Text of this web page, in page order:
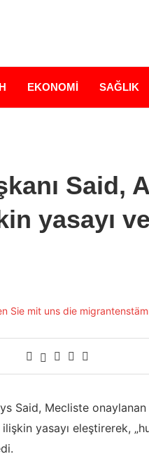
EKONOMİ SAĞLIK
Said,
yasayı
Said, Mecliste
yasayı eleştirerek,